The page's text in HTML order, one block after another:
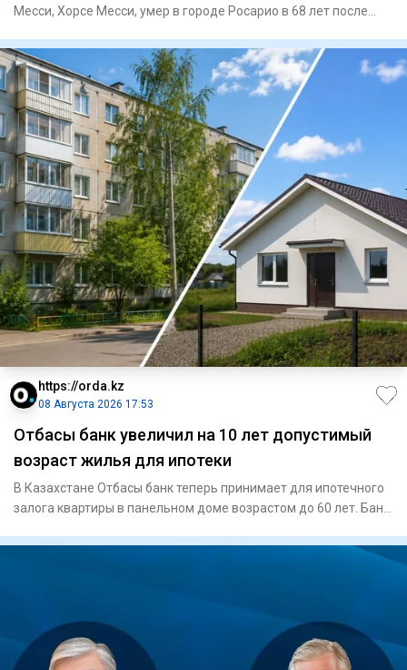
Месси, Хорсе Месси, умер в городе Росарио в 68 лет после
https://orda.kz
08 Августа 2026 17:53
Отбасы банк увеличил на 10 лет допустимый
возраст жилья для ипотеки
В Казахстане Отбасы банк теперь принимает для ипотечного
залога квартиры в панельном доме возрастом до 60 лет. Банк